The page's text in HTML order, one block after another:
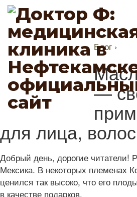
Блог ›
—
для лица,
Добрый день, дорогие читатели!
Мексика. В некоторых племенах
ценился так высоко, что его
в качестве подарков.